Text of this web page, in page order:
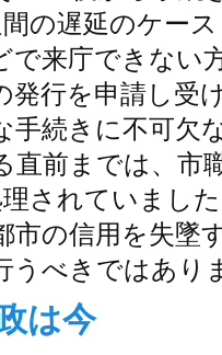
の遅延のケー
で来庁できない
発行を申請し受
手続きに不可欠
直前までは、市
されていまし
市の信用を失墜
うべきではあり
は今